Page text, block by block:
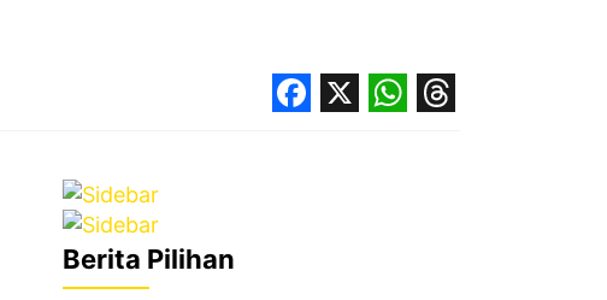
Berita Pilihan